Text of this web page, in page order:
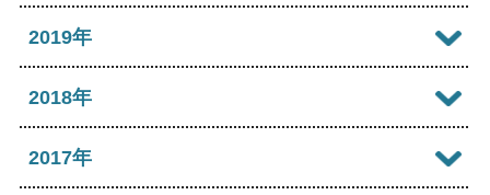
2025年06月
2025年04月
2024年07月
2024年06月
2024年04月
2023年08月
2023年07月
2023年06月
2022年10月
2022年08月
2022年07月
2021年10月
2021年08月
2020年12月
2020年10月
2019年
2019年12月
2018年
2018年12月
2017年